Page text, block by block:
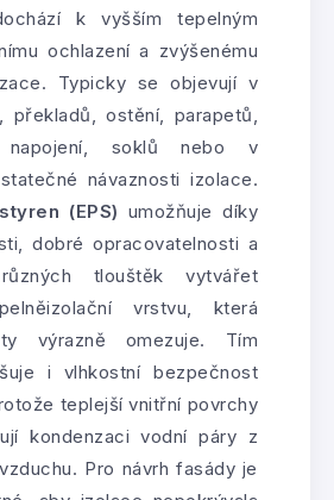
k vyšším tepelným
ochlazení a zvýšenému
Typicky se objevují v
překladů, ostění, parapetů,
napojení, soklů nebo v
návaznosti izolace.
(EPS) umožňuje díky
dobré opracovatelnosti a
tlouštěk vytvářet
vrstvu, která
výrazně omezuje. Tím
i vlhkostní bezpečnost
teplejší vnitřní povrchy
kondenzaci vodní páry z
Pro návrh fasády je